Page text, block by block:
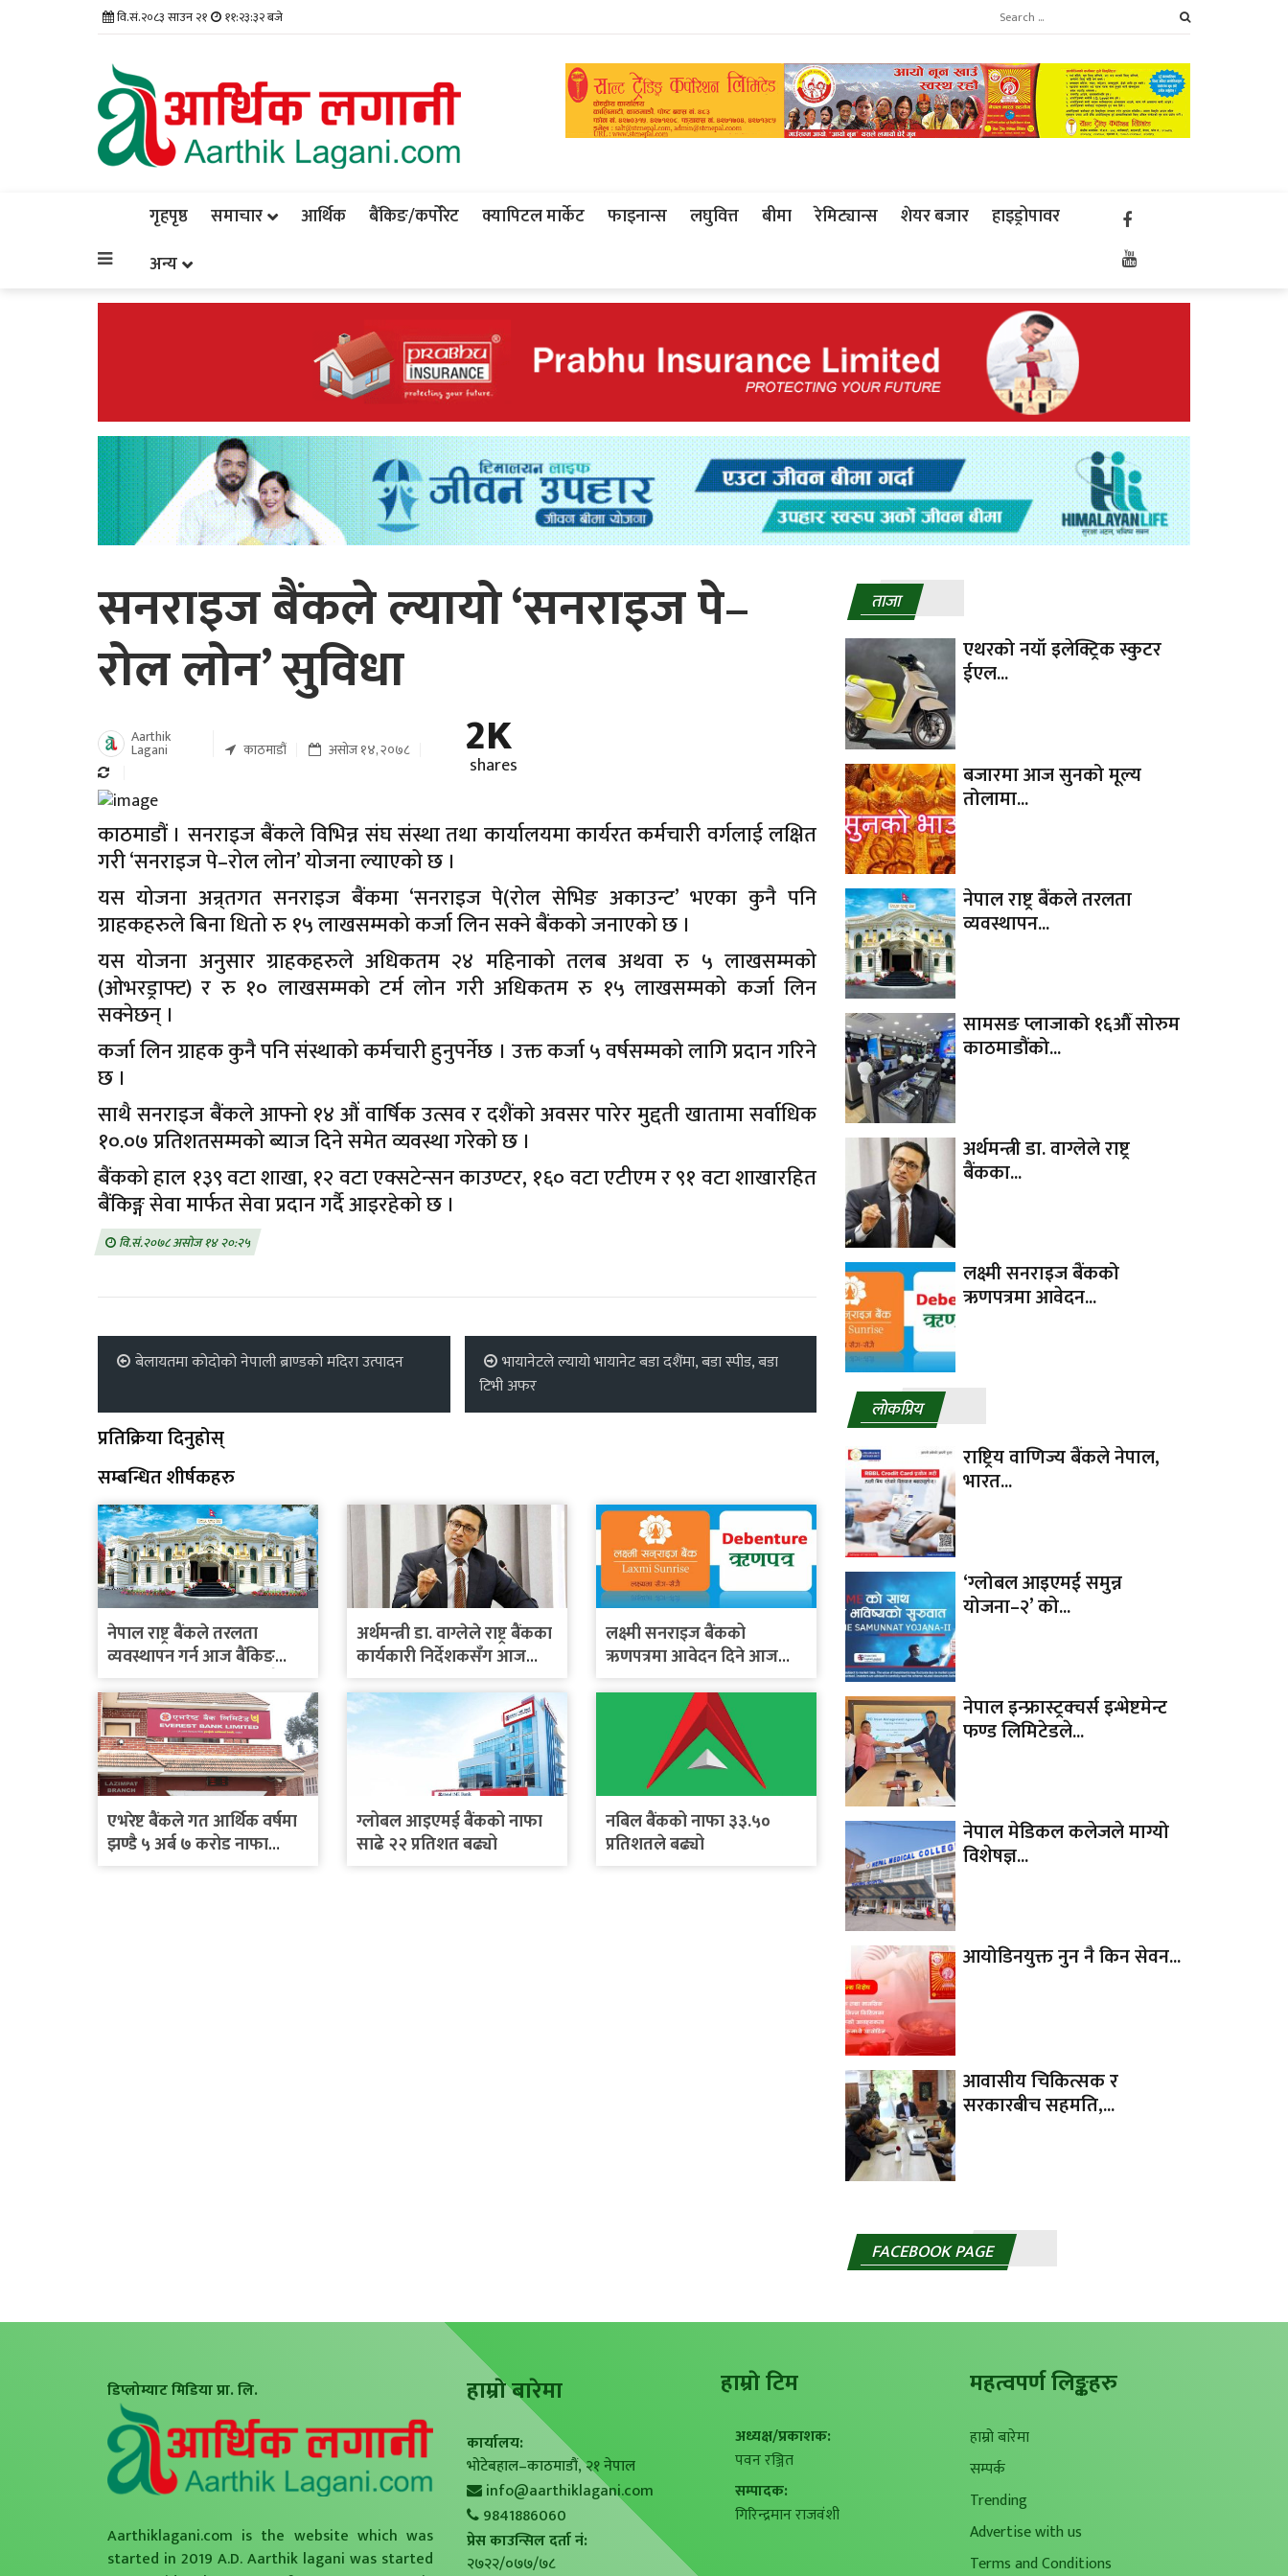
वि.सं.२०८३ साउन २१ ११:२३:३३ बजे
गृहपृष्ठ समाचार आर्थिक बैंकिङ/कर्पोरेट क्यापिटल मार्केट फाइनान्स लघुवित्त बीमा रेमिट्यान्स शेयर बजार
हाइड्रोपावर
अन्य
सनराइज बैंकले ल्यायो ‘सनराइज पे–
रोल लोन’ सुविधा
Aarthik
Lagani काठमाडौं असोज १४, २०७८ 2K
shares
काठमाडौं । सनराइज बैंकले विभिन्न संघ संस्था तथा कार्यालयमा कार्यरत कर्मचारी वर्गलाई लक्षित
गरी ‘सनराइज पे–रोल लोन’ योजना ल्याएको छ ।
यस योजना अन्र्तगत सनराइज बैंकमा ‘सनराइज पे(रोल सेभिङ अकाउन्ट’ भएका कुनै पनि
ग्राहकहरुले बिना धितो रु १५ लाखसम्मको कर्जा लिन सक्ने बैंकको जनाएको छ ।
यस योजना अनुसार ग्राहकहरुले अधिकतम २४ महिनाको तलब अथवा रु ५ लाखसम्मको
(ओभरड्राफ्ट) र रु १० लाखसम्मको टर्म लोन गरी अधिकतम रु १५ लाखसम्मको कर्जा लिन
सक्नेछन् ।
कर्जा लिन ग्राहक कुनै पनि संस्थाको कर्मचारी हुनुपर्नेछ । उक्त कर्जा ५ वर्षसम्मको लागि प्रदान गरिने
छ ।
साथै सनराइज बैंकले आफ्नो १४ औं वार्षिक उत्सव र दशैंको अवसर पारेर मुद्दती खातामा सर्वाधिक
१०.०७ प्रतिशतसम्मको ब्याज दिने समेत व्यवस्था गरेको छ ।
बैंकको हाल १३९ वटा शाखा, १२ वटा एक्सटेन्सन काउण्टर, १६० वटा एटीएम र ९१ वटा शाखारहित
बैंकिङ्ग सेवा मार्फत सेवा प्रदान गर्दै आइरहेको छ ।
वि.सं.२०७८ असोज १४ २०:२५
बेलायतमा कोदोको नेपाली ब्राण्डको मदिरा उत्पादन
भायानेटले ल्यायो भायानेट बडा दशैंमा, बडा स्पीड, बडा
टिभी अफर
प्रतिक्रिया दिनुहोस्
सम्बन्धित शीर्षकहरु
नेपाल राष्ट्र बैंकले तरलता
व्यवस्थापन गर्न आज बैंकिङ
अर्थमन्त्री डा. वाग्लेले राष्ट्र बैंकका
कार्यकारी निर्देशकसँग आज
लक्ष्मी सनराइज बैंकको
ऋणपत्रमा आवेदन दिने आज
एभरेष्ट बैंकले गत आर्थिक वर्षमा
झण्डै ५ अर्ब ७ करोड नाफा
ग्लोबल आइएमई बैंकको नाफा
साढे २२ प्रतिशत बढ्यो
नबिल बैंकको नाफा ३३.५०
प्रतिशतले बढ्यो
ताजा
एथरको नयाँ इलेक्ट्रिक स्कुटर
ईएल...
बजारमा आज सुनको मूल्य
तोलामा...
नेपाल राष्ट्र बैंकले तरलता
व्यवस्थापन...
सामसङ प्लाजाको १६औँ सोरुम
काठमाडौंको...
अर्थमन्त्री डा. वाग्लेले राष्ट्र
बैंकका...
लक्ष्मी सनराइज बैंकको
ऋणपत्रमा आवेदन...
लाेकप्रिय
राष्ट्रिय वाणिज्य बैंकले नेपाल,
भारत...
‘ग्लोबल आइएमई समुन्न
योजना–२’ को...
नेपाल इन्फ्रास्ट्रक्चर्स इन्भेष्टमेन्ट
फण्ड लिमिटेडले...
नेपाल मेडिकल कलेजले माग्यो
विशेषज्ञ...
आयोडिनयुक्त नुन नै किन सेवन...
आवासीय चिकित्सक र
सरकारबीच सहमति,...
FACEBOOK PAGE
डिप्लोम्याट मिडिया प्रा. लि.
Aarthiklagani.com is the website which was
started in 2019 A.D. Aarthik lagani was started
हाम्राे बारेमा
कार्यालय:
भोटेबहाल–काठमाडौं, २१ नेपाल
info@aarthiklagani.com
9841886060
प्रेस काउन्सिल दर्ता नं:
२७२२/०७७/७८
हाम्राे टिम
अध्यक्ष/प्रकाशक:
पवन रञ्जित
सम्पादक:
गिरिन्द्रमान राजवंशी
महत्वपर्ण लिङ्कहरु
हाम्रो बारेमा
सम्पर्क
Trending
Advertise with us
Terms and Conditions